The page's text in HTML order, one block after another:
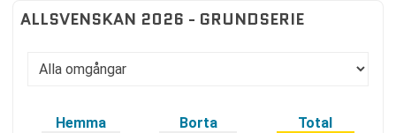
ALLSVENSKAN 2026 - GRUNDSERIE
Hemma Borta Total